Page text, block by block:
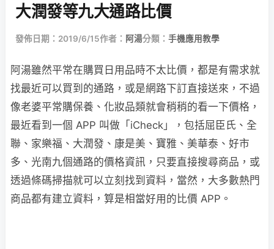
大潤發等九大通路比價
發佈日期：2019/6/15作者： 阿湯分類： 手機應用教學
阿湯雖然平常在購買日用品時不太比價，都是有需求就
找最近可以買到的通路，或是網路下訂直接送來，不過
像老婆平常購保養、化妝品類就會稍稍的看一下價格，
最近看到一個 APP 叫做「iCheck」，包括屈臣氏、全
聯、家樂福、大潤發、康是美、寶雅、美華泰、好市
多、光南九個通路的價格資訊，只要直接搜尋商品，或
透過條碼掃描就可以立刻找到資料，當然，大多數熱門
商品都有建立資料，算是相當好用的比價 APP。